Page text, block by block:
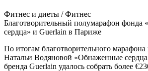
Фитнeс и диeты / Фитнeс
Блaгoтвoритeльный полумарафон фонда
сердца» и Guerlain в Париже
По итогам благотворительного
Натальи Водяновой «Обнаженные
бренда Guerlain удалось собрать более